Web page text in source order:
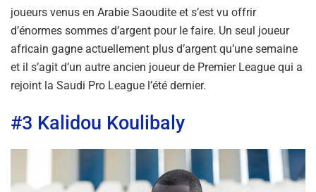
joueurs venus en Arabie Saoudite et s’est vu offrir
d’énormes sommes d’argent pour le faire. Un seul joueur
africain gagne actuellement plus d’argent qu’une semaine
et il s’agit d’un autre ancien joueur de Premier League qui a
rejoint la Saudi Pro League l’été dernier.
#3 Kalidou Koulibaly